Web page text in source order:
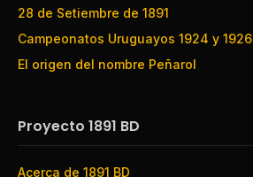
28 de Setiembre de 1891
Campeonatos Uruguayos 1924 y 1926
El origen del nombre Peñarol
Proyecto 1891 BD
Acerca de 1891 BD